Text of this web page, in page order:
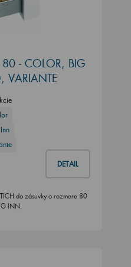
- COLOR, BIG
DETAIL
do zásuvky o rozmere 80
INN.